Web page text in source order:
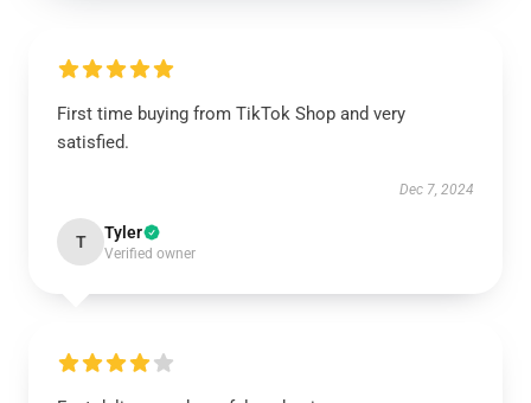
First time buying from TikTok Shop and very
satisfied.
Dec 7, 2024
T Tyler
Verified owner